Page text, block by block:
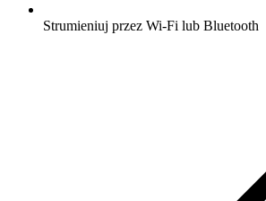
Strumieniuj przez Wi-Fi lub Bluetooth